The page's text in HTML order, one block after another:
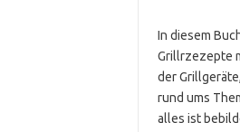
In diesem
Grillrzezepte
der
rund ums
alles ist